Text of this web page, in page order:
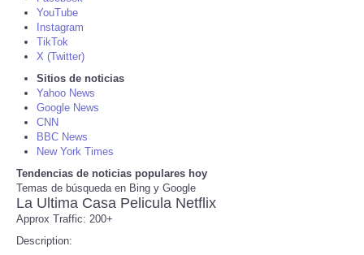
SEARCH
Daily Deals
RobinsPost Store
Refund Policy
YouTube
Instagram
TikTok
X (Twitter)
Sitios de noticias
Yahoo News
Google News
CNN
BBC News
New York Times
Tendencias de noticias populares hoy
Temas de búsqueda en Bing y Google
La Ultima Casa Pelicula Netflix
Approx Traffic: 200+
Description: